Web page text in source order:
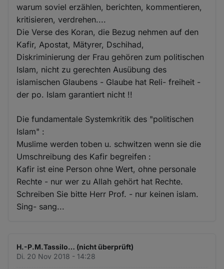
warum soviel erzählen, berichten, kommentieren,
kritisieren, verdrehen....
Die Verse des Koran, die Bezug nehmen auf den
Kafir, Apostat, Mätyrer, Dschihad,
Diskriminierung der Frau gehören zum politischen
Islam, nicht zu gerechten Ausübung des
islamischen Glaubens - Glaube hat Reli- freiheit -
der po. Islam garantiert nicht !!
Die fundamentale Systemkritik des "politischen
Islam" :
Muslime werden toben u. schwitzen wenn sie die
Umschreibung des Kafir begreifen :
Kafir ist eine Person ohne Wert, ohne personale
Rechte - nur wer zu Allah gehört hat Rechte.
Schreiben Sie bitte Herr Prof. - nur keinen islam.
Sing- sang...
H.-P.M.Tassilo… (nicht überprüft)
Di. 20 Nov 2018 - 14:28